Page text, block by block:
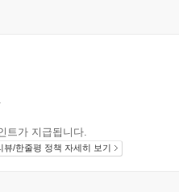
트가 지급됩니다.
뷰/한줄평 정책 자세히 보기